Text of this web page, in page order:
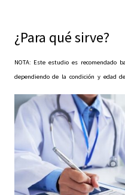
¿Para qué sirve?
NOTA: Este estudio es recomendado
dependiendo de la condición y edad